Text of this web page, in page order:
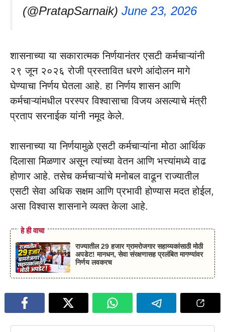
(@PratapSarnaik) June 23, 2026
शासनाच्या या सकारात्मक निर्णयानंतर एसटी कर्मचाऱ्यांनी
२९ जून २०२६ रोजी प्रस्तावित धरणे आंदोलन मागे
घेण्याचा निर्णय घेतला आहे. हा निर्णय शासन आणि
कर्मचाऱ्यांमधील परस्पर विश्वासाचा विजय असल्याचे मंत्री
प्रताप सरनाईक यांनी नमूद केले.
शासनाच्या या निर्णयामुळे एसटी कर्मचाऱ्यांना मोठा आर्थिक
दिलासा मिळणार असून त्यांच्या वेतन आणि भत्त्यांमध्ये वाढ
होणार आहे. तसेच कर्मचाऱ्यांचे मनोबल वाढून राज्यातील
एसटी सेवा अधिक सक्षम आणि प्रभावी होण्यास मदत होईल,
असा विश्वास शासनाने व्यक्त केला आहे.
हे ही वाचा
राज्यातील 29 हजार ग्रामरोजगार सहाय्यकांसाठी मोठी
अपडेट! मानधन, सेवा संरक्षणासह प्रलंबित मागण्यांवर
निर्णय लवकरच